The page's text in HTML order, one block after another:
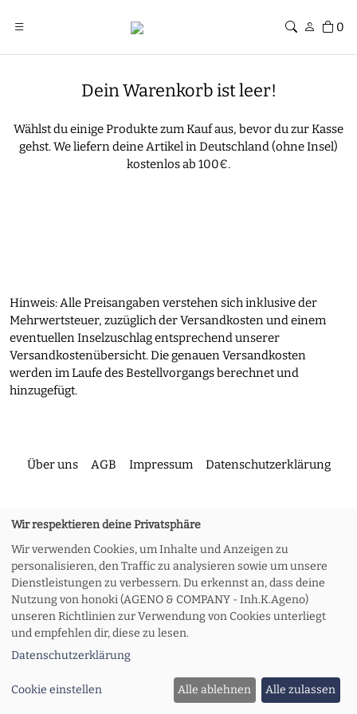
0
Dein Warenkorb ist leer!
Wählst du einige Produkte zum Kauf aus, bevor du zur Kasse
gehst. We liefern deine Artikel in Deutschland (ohne Insel)
kostenlos ab 100€.
Hinweis: Alle Preisangaben verstehen sich inklusive der
Mehrwertsteuer, zuzüglich der Versandkosten und einem
eventuellen Inselzuschlag entsprechend unserer
Versandkostenübersicht. Die genauen Versandkosten
werden im Laufe des Bestellvorgangs berechnet und
hinzugefügt.
Über uns AGB Impressum Datenschutzerklärung
Kontakt Versand und Rückgabe
Zahlungsoptionen Meine Bestellung
© 2026 honoki
Wir respektieren deine Privatsphäre
Wir verwenden Cookies, um Inhalte und Anzeigen zu
personalisieren, den Traffic zu analysieren sowie um unsere
Dienstleistungen zu verbessern. Du erkennst an, dass deine
Nutzung von honoki (AGENO & COMPANY - Inh.K.Ageno)
unseren Richtlinien zur Verwendung von Cookies unterliegt
und empfehlen dir, diese zu lesen.
Datenschutzerklärung
Cookie einstellen Alle ablehnen Alle zulassen